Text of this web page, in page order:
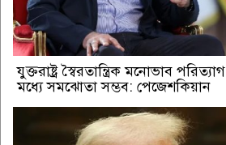
যুক্তরাষ্ট্র স্বৈরতান্ত্রিক মনোভাব
মধ্যে সমঝোতা সম্ভব: পেজেশকিয়ান